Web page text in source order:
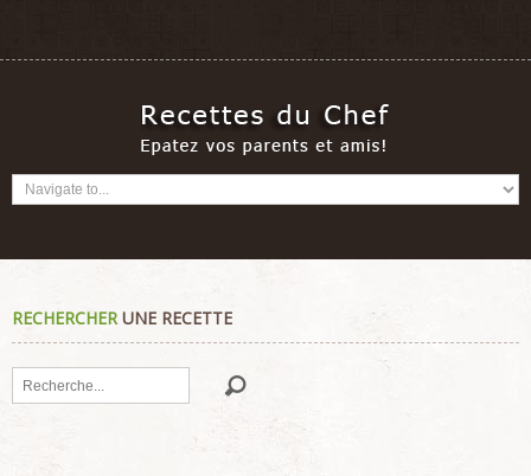
RECHERCHERUNE RECETTE
Rechercher